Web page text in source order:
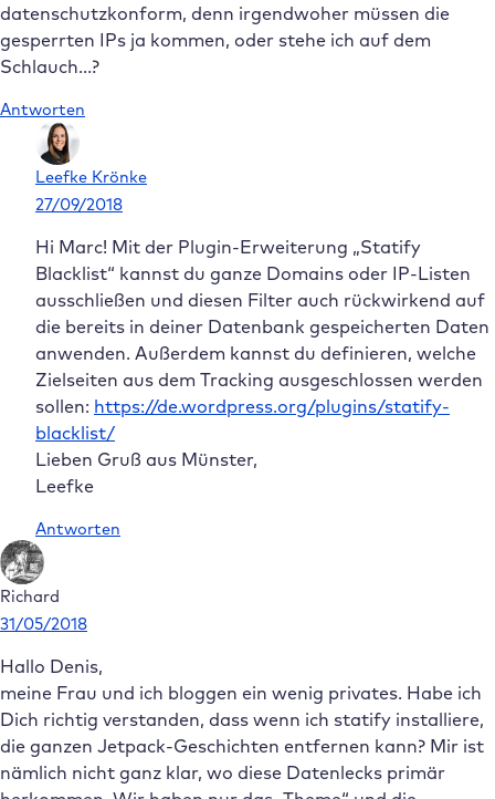
datenschutzkonform, denn irgendwoher müssen die
gesperrten IPs ja kommen, oder stehe ich auf dem
Schlauch…?
Antworten
Leefke Krönke
27/09/2018
Hi Marc! Mit der Plugin-Erweiterung „Statify
Blacklist“ kannst du ganze Domains oder IP-Listen
ausschließen und diesen Filter auch rückwirkend auf
die bereits in deiner Datenbank gespeicherten Daten
anwenden. Außerdem kannst du definieren, welche
Zielseiten aus dem Tracking ausgeschlossen werden
sollen: https://de.wordpress.org/plugins/statify-
blacklist/
Lieben Gruß aus Münster,
Leefke
Antworten
Richard
31/05/2018
Hallo Denis,
meine Frau und ich bloggen ein wenig privates. Habe ich
Dich richtig verstanden, dass wenn ich statify installiere,
die ganzen Jetpack-Geschichten entfernen kann? Mir ist
nämlich nicht ganz klar, wo diese Datenlecks primär